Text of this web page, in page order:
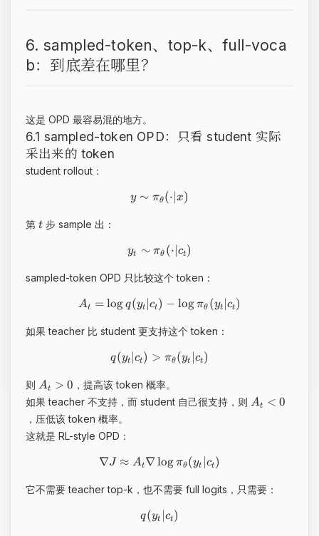
6. sampled-token、top-k、full-voca
b：到底差在哪里？
这是 OPD 最容易混的地方。
6.1 sampled-token OPD：只看 student 实际
采出来的 token
student rollout：
y ∼ πθ (⋅ ∣x)
第 t 步 sample 出：
yt ∼ πθ (⋅ ct )
sampled-token OPD 只比较这个 token：
At = log q(yt ∣ct) − logπθ (yt ∣ct)
如果 teacher 比 student 更支持这个 token：
q(yt ∣ct) > πθ (yt ct)
则 At > 0 ，提高该 token 概率。
如果 teacher 不支持，而 student 自己很支持，则 At < 0
，压低该 token 概率。
这就是 RL-style OPD：
∇J ≈ At∇log πθ(yt ∣ct)
它不需要 teacher top-k，也不需要 full logits，只需要：
q(yt ct )